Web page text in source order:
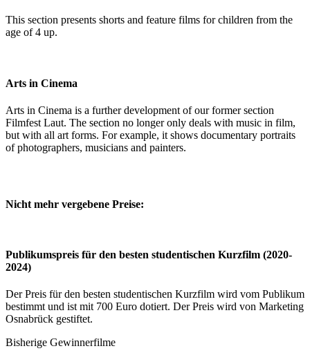
This section presents shorts and feature films for children from the
age of 4 up.
Arts in Cinema
Arts in Cinema is a further development of our former section
Filmfest Laut. The section no longer only deals with music in film,
but with all art forms. For example, it shows documentary portraits
of photographers, musicians and painters.
Nicht mehr vergebene Preise:
Publikumspreis für den besten studentischen Kurzfilm (2020-
2024)
Der Preis für den besten studentischen Kurzfilm wird vom Publikum
bestimmt und ist mit 700 Euro dotiert. Der Preis wird von Marketing
Osnabrück gestiftet.
Bisherige Gewinnerfilme